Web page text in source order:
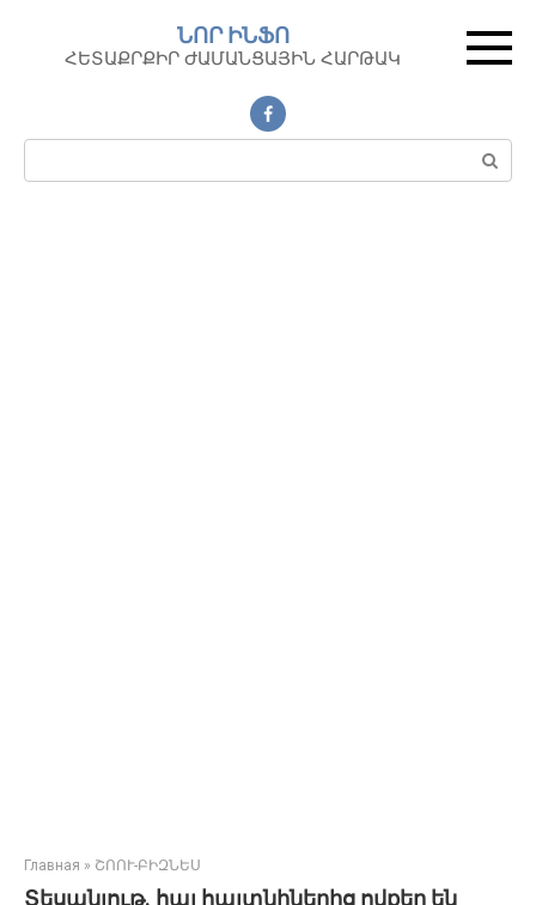
контенту
ՆՈՐ ԻՆՖՈ
ՀԵՏԱՔՐՔԻՐ ԺԱՄԱՆՑԱՅԻՆ ՀԱՐԹԱԿ
Поиск:
Главная » ՇՈՈՒ-ԲԻԶՆԵՍ
Տեսանյութ. հայ հայտնիներից ովքեր են